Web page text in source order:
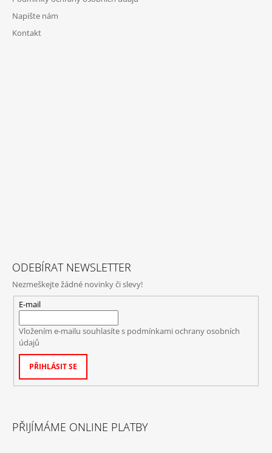
Napište nám
Kontakt
ODEBÍRAT NEWSLETTER
Nezmeškejte žádné novinky či slevy!
E-mail
Vložením e-mailu souhlasíte s podmínkami ochrany osobních
údajů
PŘIHLÁSIT SE
PŘIJÍMÁME ONLINE PLATBY